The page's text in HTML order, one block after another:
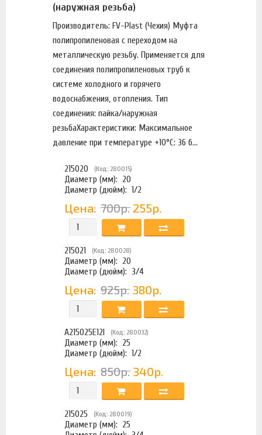
(наружная резьба)
Производитель: FV-Plast (Чехия) Муфта
полипропиленовая с переходом на
металлическую резьбу. Применяется для
соединения полипропиленовых труб к
системе холодного и горячего
водоснабжения, отопления. Тип
соединения: пайка/наружная
резьбаХарактеристики: Максимальное
давление при температуре +10°С: 36 б...
215020 (Код: 280015)
Диаметр (мм): 20
Диаметр (дюйм): 1/2
Цена: 700р. 255р.
215021 (Код: 280028)
Диаметр (мм): 20
Диаметр (дюйм): 3/4
Цена: 925р. 380р.
A215025E12I (Код: 280032)
Диаметр (мм): 25
Диаметр (дюйм): 1/2
Цена: 850р. 340р.
215025 (Код: 280019)
Диаметр (мм): 25